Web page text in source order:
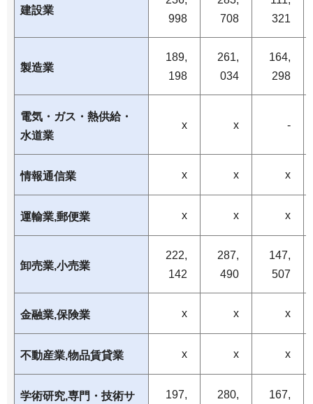
建設業
998
708
321
製造業
189,
198
261,
034
164,
298
電気・ガス・熱供給・
水道業
x x -
情報通信業 x x x
運輸業,郵便業 x x x
卸売業,小売業
222,
142
287,
490
147,
507
金融業,保険業 x x x
不動産業,物品賃貸業 x x x
学術研究,専門・技術サ
197,
280,
167,